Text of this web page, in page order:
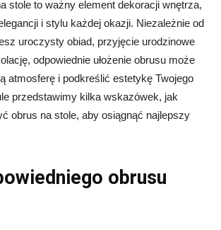
stole to ważny element dekoracji wnętrza,
i stylu każdej okazji. Niezależnie od
uroczysty obiad, przyjęcie urodzinowe
odpowiednie ułożenie obrusu może
atmosferę i podkreślić estetykę Twojego
przedstawimy kilka wskazówek, jak
obrus na stole, aby osiągnąć najlepszy
obrusu